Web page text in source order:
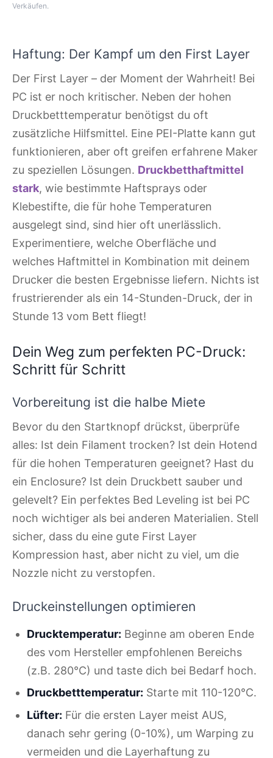
Verkäufen.
Haftung: Der Kampf um den First Layer
Der First Layer – der Moment der Wahrheit! Bei
PC ist er noch kritischer. Neben der hohen
Druckbetttemperatur benötigst du oft
zusätzliche Hilfsmittel. Eine PEI-Platte kann gut
funktionieren, aber oft greifen erfahrene Maker
zu speziellen Lösungen. Druckbetthaftmittel
stark, wie bestimmte Haftsprays oder
Klebestifte, die für hohe Temperaturen
ausgelegt sind, sind hier oft unerlässlich.
Experimentiere, welche Oberfläche und
welches Haftmittel in Kombination mit deinem
Drucker die besten Ergebnisse liefern. Nichts ist
frustrierender als ein 14-Stunden-Druck, der in
Stunde 13 vom Bett fliegt!
Dein Weg zum perfekten PC-Druck:
Schritt für Schritt
Vorbereitung ist die halbe Miete
Bevor du den Startknopf drückst, überprüfe
alles: Ist dein Filament trocken? Ist dein Hotend
für die hohen Temperaturen geeignet? Hast du
ein Enclosure? Ist dein Druckbett sauber und
gelevelt? Ein perfektes Bed Leveling ist bei PC
noch wichtiger als bei anderen Materialien. Stell
sicher, dass du eine gute First Layer
Kompression hast, aber nicht zu viel, um die
Nozzle nicht zu verstopfen.
Druckeinstellungen optimieren
Drucktemperatur: Beginne am oberen Ende
des vom Hersteller empfohlenen Bereichs
(z.B. 280°C) und taste dich bei Bedarf hoch.
Druckbetttemperatur: Starte mit 110-120°C.
Lüfter: Für die ersten Layer meist AUS,
danach sehr gering (0-10%), um Warping zu
vermeiden und die Layerhaftung zu